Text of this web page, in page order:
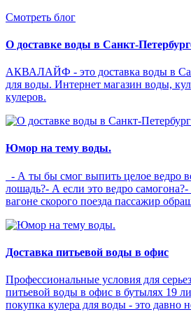
Смотреть блог
О доставке воды в Санкт-
АКВАЛАЙФ - это доставка воды в
для воды. Интернет магазин воды,
кулеров.
Юмор на тему воды.
- А ты бы смог выпить целое ведро
лошадь?- А если это ведро
вагоне скорого поезда пассажир
Доставка питьевой воды в офис
Профессиональные условия для
питьевой воды в офис в бутылях 19
покупка кулера для воды - это давно